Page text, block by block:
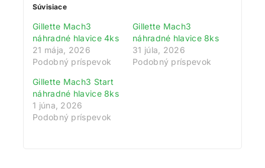
Súvisiace
Gillette Mach3
náhradné hlavice 4ks
21 mája, 2026
Podobný príspevok
Gillette Mach3
náhradné hlavice 8ks
31 júla, 2026
Podobný príspevok
Gillette Mach3 Start
náhradné hlavice 8ks
1 júna, 2026
Podobný príspevok